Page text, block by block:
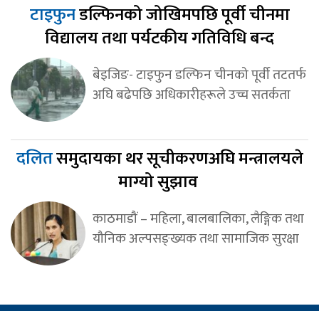
टाइफुनडल्फिनको जोखिमपछि पूर्वी चीनमा
विद्यालय तथा पर्यटकीय गतिविधि बन्द
बेइजिङ- टाइफुन डल्फिन चीनको पूर्वी तटतर्फ
अघि बढेपछि अधिकारीहरूले उच्च सतर्कता
दलितसमुदायका थर सूचीकरणअघि मन्त्रालयले
माग्यो सुझाव
काठमाडौं – महिला, बालबालिका, लैङ्गिक तथा
यौनिक अल्पसङ्ख्यक तथा सामाजिक सुरक्षा